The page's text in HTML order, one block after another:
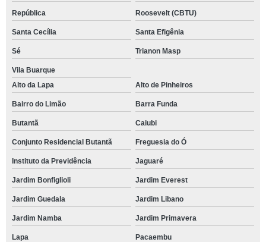
República Roosevelt (CBTU)
Santa Cecília Santa Efigênia
Sé Trianon Masp
Vila Buarque
Alto da Lapa
Alto de Pinheiros
Bairro do Limão Barra Funda
Butantã Caiubi
Conjunto Residencial Butantã Freguesia do Ó
Instituto da Previdência Jaguaré
Jardim Bonfiglioli Jardim Everest
Jardim Guedala Jardim Libano
Jardim Namba Jardim Primavera
Lapa Pacaembu